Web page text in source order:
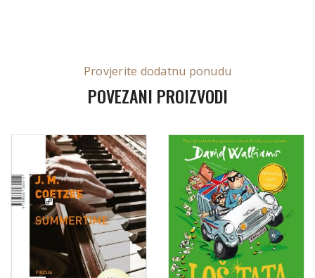
Provjerite dodatnu ponudu
POVEZANI PROIZVODI